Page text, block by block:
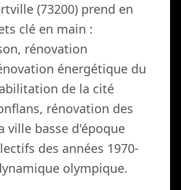
(73200) prend en
clé en main :
rénovation
énergétique du
de la cité
rénovation des
ville basse d'époque
des années 1970-
olympique.